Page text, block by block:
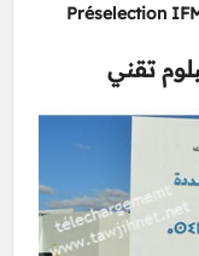
Préselection
تقني